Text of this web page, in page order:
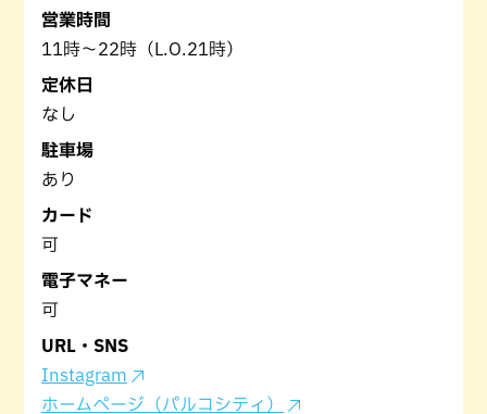
営業時間
11時～22時（L.O.21時）
定休日
なし
駐車場
あり
カード
可
電子マネー
可
URL・SNS
Instagram
ホームページ（パルコシティ）